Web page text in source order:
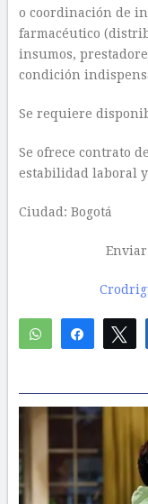
o coordinación de
farmacéutico
insumos,
condición
Se requiere
Se ofrece contrato
estabilidad laboral
Ciudad: Bogotá
WhatsAppCompartir